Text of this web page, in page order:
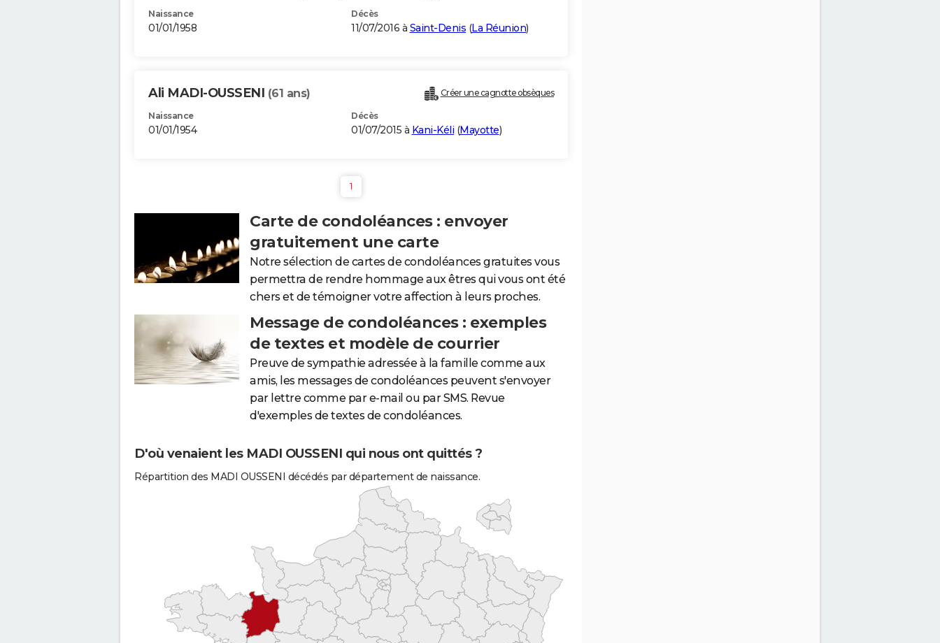
Naissance
01/01/1958
Décès
11/07/2016 à Saint-Denis (La Réunion)
Ali MADI-OUSSENI (61 ans) Créer une cagnotte obsèques
Naissance
01/01/1954
Décès
01/07/2015 à Kani-Kéli (Mayotte)
1
Carte de condoléances : envoyer
gratuitement une carte
Notre sélection de cartes de condoléances gratuites vous
permettra de rendre hommage aux êtres qui vous ont été
chers et de témoigner votre affection à leurs proches.
Message de condoléances : exemples
de textes et modèle de courrier
Preuve de sympathie adressée à la famille comme aux
amis, les messages de condoléances peuvent s'envoyer
par lettre comme par e-mail ou par SMS. Revue
d'exemples de textes de condoléances.
D'où venaient les MADI OUSSENI qui nous ont quittés ?
Répartition des MADI OUSSENI décédés par département de naissance.